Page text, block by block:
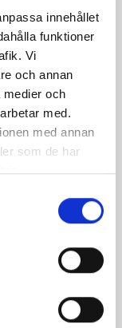
innehållet
funktioner
Vi
och annan
medier och
med.
med annan
som de har
laktosfria